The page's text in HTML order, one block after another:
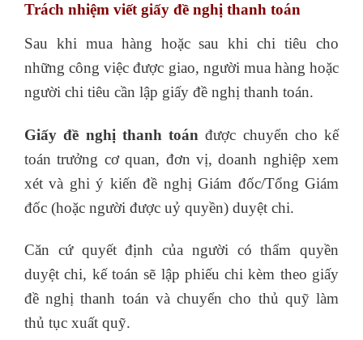
Trách nhiệm viết giấy đề nghị thanh toán
Sau khi mua hàng hoặc sau khi chi tiêu cho
những công việc được giao, người mua hàng hoặc
người chi tiêu cần lập giấy đề nghị thanh toán.
Giấy đề nghị thanh toán được chuyển cho kế
toán trưởng cơ quan, đơn vị, doanh nghiệp xem
xét và ghi ý kiến đề nghị Giám đốc/Tổng Giám
đốc (hoặc người được uỷ quyền) duyệt chi.
Căn cứ quyết định của người có thẩm quyền
duyệt chi, kế toán sẽ lập phiếu chi kèm theo giấy
đề nghị thanh toán và chuyển cho thủ quỹ làm
thủ tục xuất quỹ.